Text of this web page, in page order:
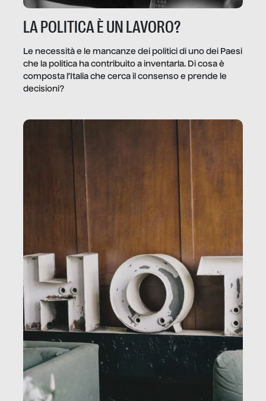
LA POLITICA È UN LAVORO?
Le necessità e le mancanze dei politici di uno dei Paesi
che la politica ha contribuito a inventarla. Di cosa è
composta l’Italia che cerca il consenso e prende le
decisioni?